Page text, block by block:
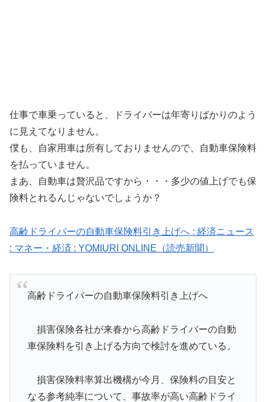
仕事で車乗っていると、ドライバーは年寄りばかりのよう
に見えてなりません。
僕も、自家用車は所有しておりませんので、自動車保険料
を払っていません。
まあ、自動車は贅沢品ですから・・・多少の値上げでも保
険料とれるんじゃないでしょうか？
高齢ドライバーの自動車保険料引き上げへ : 経済ニュース
: マネー・経済 : YOMIURI ONLINE（読売新聞）
高齢ドライバーの自動車保険料引き上げへ
損害保険各社が来春から高齢ドライバーの自動
車保険料を引き上げる方向で検討を進めている。
損害保険料率算出機構が今月、保険料の目安と
なる参考純率について、事故率が高い高齢ドライ